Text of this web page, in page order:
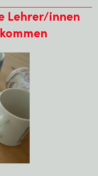
Lehrer/innen